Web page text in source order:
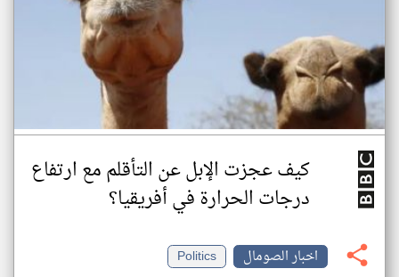
كيف عجزت الإبل عن التأقلم مع ارتفاع
درجات الحرارة في أفريقيا؟
اخبار الصومال
Politics